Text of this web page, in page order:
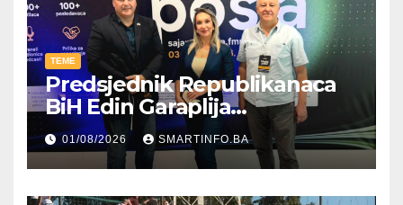
TEME
Predsjednik Republikanaca
BiH Edin Garaplija
prisustvovao prezentaciji
Federalnog sajma
zapošljavanja
01/08/2026 SMARTINFO.BA